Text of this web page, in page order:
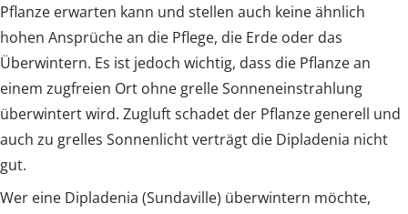
Pflanze erwarten kann und stellen auch keine ähnlich
hohen Ansprüche an die Pflege, die Erde oder das
Überwintern. Es ist jedoch wichtig, dass die Pflanze an
einem zugfreien Ort ohne grelle Sonneneinstrahlung
überwintert wird. Zugluft schadet der Pflanze generell und
auch zu grelles Sonnenlicht verträgt die Dipladenia nicht
gut.
Wer eine Dipladenia (Sundaville) überwintern möchte,